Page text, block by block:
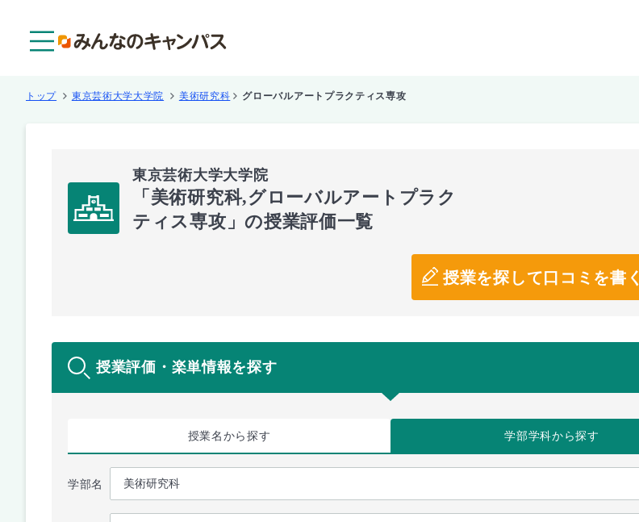
トップ 東京芸術大学大学院 美術研究科 グローバルアートプラクティス専攻
東京芸術大学大学院
「美術研究科,グローバルアートプラク
ティス専攻」の授業評価一覧
授業を探して口コミを書く
授業評価・楽単情報を探す
授業名から探す 学部学科から探す
学部名